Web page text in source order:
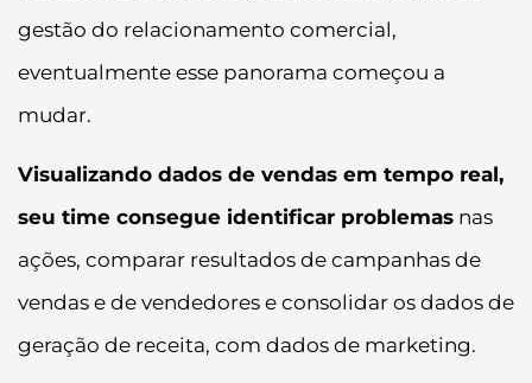
gestão do relacionamento comercial,
eventualmente esse panorama começou a
mudar.
Visualizando dados de vendas em tempo real,
seu time consegue identificar problemas nas
ações, comparar resultados de campanhas de
vendas e de vendedores e consolidar os dados de
geração de receita, com dados de marketing.